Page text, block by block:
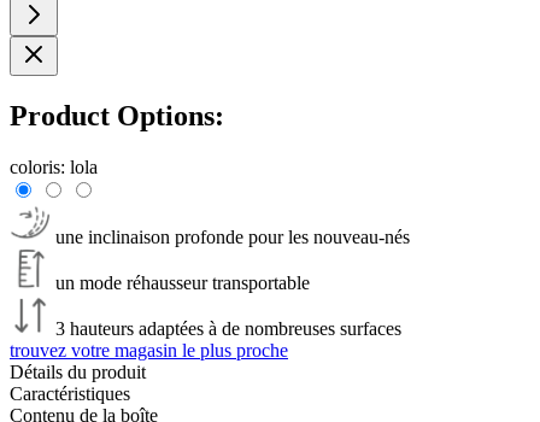
Product Options:
coloris: lola
une inclinaison profonde pour les nouveau-nés
un mode réhausseur transportable
3 hauteurs adaptées à de nombreuses surfaces
trouvez votre magasin le plus proche
Détails du produit
Caractéristiques
Contenu de la boîte